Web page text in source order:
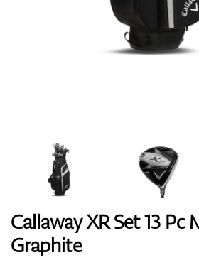
Schuhe
Bags
Callaway XR Set 13 Pc
Graphite